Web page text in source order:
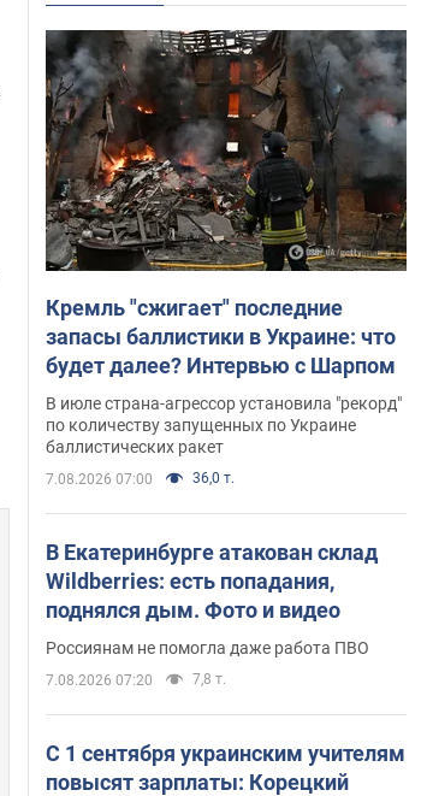
Кремль "сжигает" последние
запасы баллистики в Украине: что
будет далее? Интервью с Шарпом
В июле страна-агрессор установила "рекорд"
по количеству запущенных по Украине
баллистических ракет
7.08.2026 07:00 36,0 т.
В Екатеринбурге атакован склад
Wildberries: есть попадания,
поднялся дым. Фото и видео
Россиянам не помогла даже работа ПВО
7.08.2026 07:20 7,8 т.
С 1 сентября украинским учителям
повысят зарплаты: Корецкий